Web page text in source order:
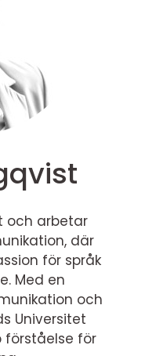
och arbetar
där
för språk
Med en
och
Universitet
förståelse för